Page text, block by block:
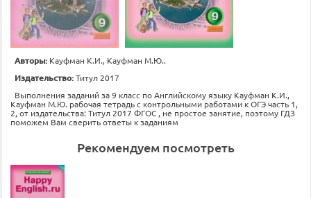
Авторы: Кауфман К.И., Кауфман М.Ю..
Издательство:Титул 2017
Выполнения заданий за 9 класс по Английскому языку Кауфман К.И.,
Кауфман М.Ю. рабочая тетрадь с контрольными работами к ОГЭ часть 1,
2, от издательства: Титул 2017 ФГОС , не простое занятие, поэтому ГДЗ
поможем Вам сверить ответы к заданиям
Рекомендуем посмотреть